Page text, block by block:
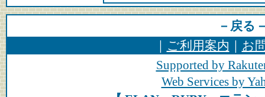
－戻る
｜ ご利用案内 ｜ お
Supported by
Web Services by